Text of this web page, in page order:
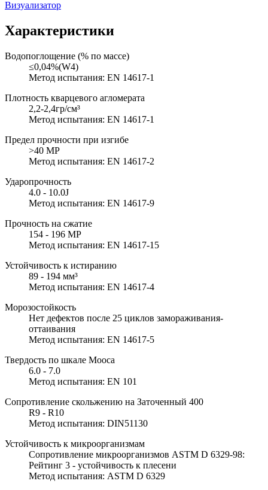
Визуализатор
Характеристики
Водопоглощение (% по массе)
≤0,04%(W4)
Метод испытания: EN 14617-1
Плотность кварцевого агломерата
2,2-2,4гр/см³
Метод испытания: EN 14617-1
Предел прочности при изгибе
>40 MP
Метод испытания: EN 14617-2
Ударопрочность
4.0 - 10.0J
Метод испытания: EN 14617-9
Прочность на сжатие
154 - 196 MP
Метод испытания: EN 14617-15
Устойчивость к истиранию
89 - 194 мм³
Метод испытания: EN 14617-4
Морозостойкость
Нет дефектов после 25 циклов замораживания-
оттаивания
Метод испытания: EN 14617-5
Твердость по шкале Мооса
6.0 - 7.0
Метод испытания: EN 101
Сопротивление скольжению на Заточенный 400
R9 - R10
Метод испытания: DIN51130
Устойчивость к микроорганизмам
Сопротивление микроорганизмов ASTM D 6329-98:
Рейтинг 3 - устойчивость к плесени
Метод испытания: ASTM D 6329